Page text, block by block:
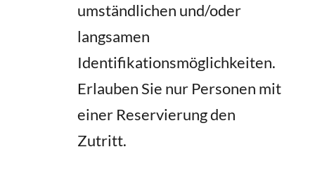
umständlichen und/oder
langsamen
Identifikationsmöglichkeiten.
Erlauben Sie nur Personen mit
einer Reservierung den
Zutritt.